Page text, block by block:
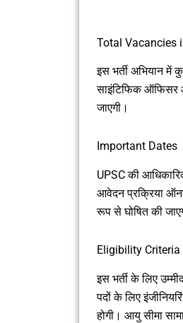
Total Vacancies
इस भर्ती अभियान में
साइंटिफिक ऑफिसर
जाएगी।
Important Dates
UPSC की
आवेदन प्रक्रिया
रूप से घोषित की
Eligibility Criteria
इस भर्ती के लिए
पदों के लिए
होगी। आयु सीमा